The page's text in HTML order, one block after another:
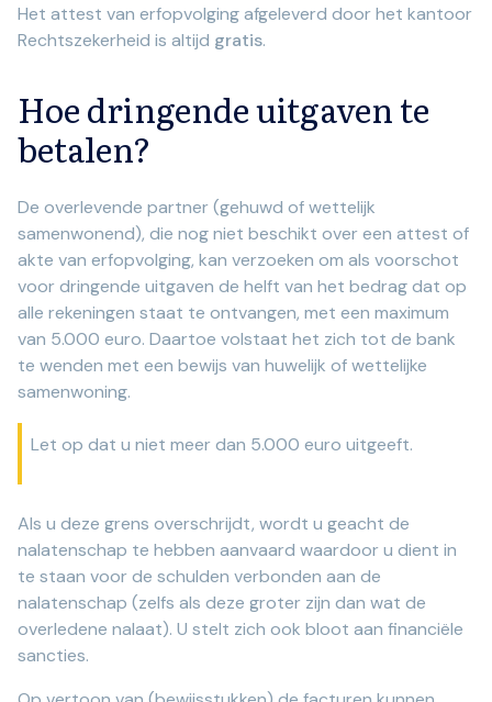
Het attest van erfopvolging afgeleverd door het kantoor
Rechtszekerheid is altijd gratis.
Hoe dringende uitgaven te
betalen?
De overlevende partner (gehuwd of wettelijk
samenwonend), die nog niet beschikt over een attest of
akte van erfopvolging, kan verzoeken om als voorschot
voor dringende uitgaven de helft van het bedrag dat op
alle rekeningen staat te ontvangen, met een maximum
van 5.000 euro. Daartoe volstaat het zich tot de bank
te wenden met een bewijs van huwelijk of wettelijke
samenwoning.
Let op dat u niet meer dan 5.000 euro uitgeeft.
Als u deze grens overschrijdt, wordt u geacht de
nalatenschap te hebben aanvaard waardoor u dient in
te staan voor de schulden verbonden aan de
nalatenschap (zelfs als deze groter zijn dan wat de
overledene nalaat). U stelt zich ook bloot aan financiële
sancties.